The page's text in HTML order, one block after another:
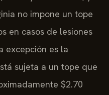
no impone un tope
en casos de lesiones
excepción es la
sujeta a un tope que
$2.70